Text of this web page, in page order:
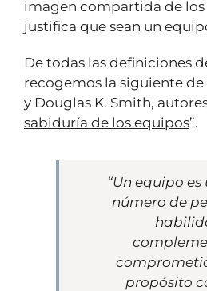
imagen compartida de los
justifica que sean un
De todas las definiciones
recogemos la siguiente de
y Douglas K. Smith,
sabiduría de los equipos”.
“Un equipo
número de
propósito